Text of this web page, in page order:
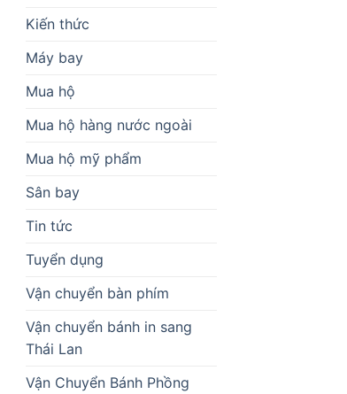
Kiến thức
Máy bay
Mua hộ
Mua hộ hàng nước ngoài
Mua hộ mỹ phẩm
Sân bay
Tin tức
Tuyển dụng
Vận chuyển bàn phím
Vận chuyển bánh in sang
Thái Lan
Vận Chuyển Bánh Phồng